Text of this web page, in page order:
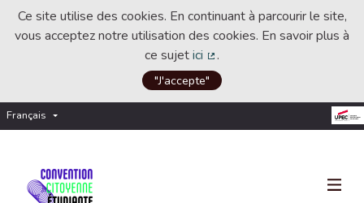
Ce site utilise des cookies. En continuant à parcourir le site,
vous acceptez notre utilisation des cookies. En savoir plus à
ce sujetici
(Lien externe)
.
"J'accepte"
Français Choisir la langue